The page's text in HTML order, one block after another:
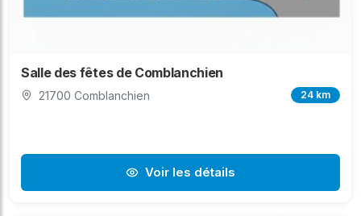
Salle des fêtes de Comblanchien
21700 Comblanchien 24 km
Voir les détails